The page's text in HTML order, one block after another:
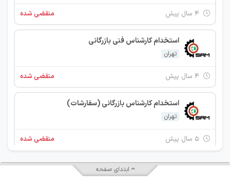
منقضی شده
استخدام کارشناس فنی بازرگانی
تهران
منقضی شده
استخدام کارشناس بازرگانی (سفارشات)
تهران
منقضی شده
استخدام حسابدارابتدای صفحه